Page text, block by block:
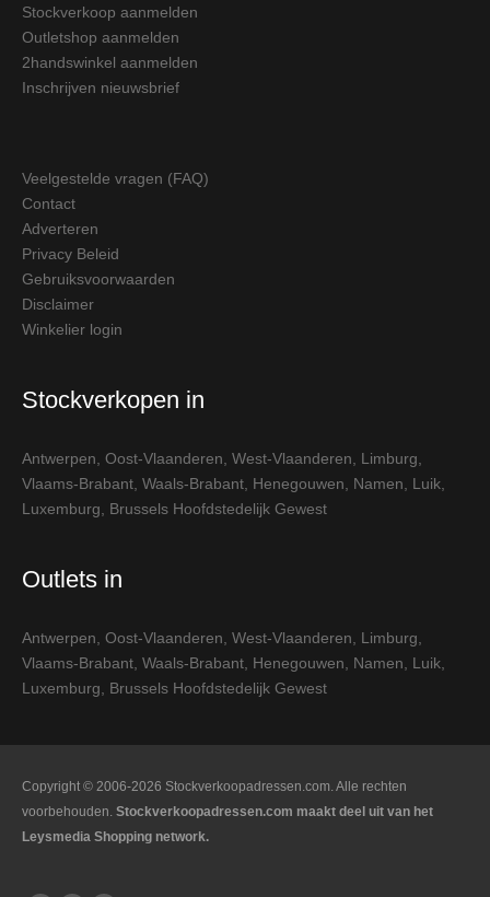
Stockverkoop aanmelden
Outletshop aanmelden
2handswinkel aanmelden
Inschrijven nieuwsbrief
Veelgestelde vragen (FAQ)
Contact
Adverteren
Privacy Beleid
Gebruiksvoorwaarden
Disclaimer
Winkelier login
Stockverkopen in
Antwerpen Oost-Vlaanderen West-Vlaanderen Limburg
Vlaams-Brabant Waals-Brabant Henegouwen Namen Luik
Luxemburg
Brussels Hoofdstedelijk Gewest
Outlets in
Antwerpen Oost-Vlaanderen West-Vlaanderen Limburg
Vlaams-Brabant Waals-Brabant Henegouwen Namen Luik
Luxemburg
Brussels Hoofdstedelijk Gewest
Copyright © 2006-2026 Stockverkoopadressen.com. Alle rechten
voorbehouden. Stockverkoopadressen.com maakt deel uit van het
Leysmedia Shopping network.